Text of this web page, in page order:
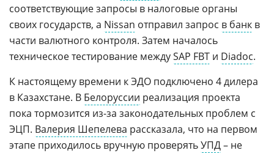
соответствующие запросы в налоговые органы
своих государств, а Nissan отправил запрос в банк в
части валютного контроля. Затем началось
техническое тестирование междуSAP FBT и Diadoc.
К настоящему времени к ЭДО подключено 4 дилера
в Казахстане. В Белоруссии реализация проекта
пока тормозится из-за законодательных проблем с
ЭЦП. Валерия Шепелева рассказала, что на первом
этапе приходилось вручную проверятьУПД– не